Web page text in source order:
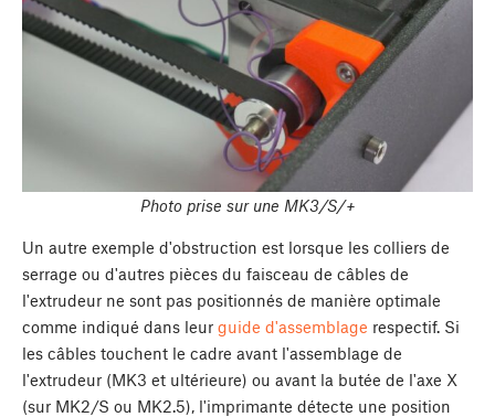
Photo prise sur une MK3/S/+
Un autre exemple d'obstruction est lorsque les colliers de
serrage ou d'autres pièces du faisceau de câbles de
l'extrudeur ne sont pas positionnés de manière optimale
comme indiqué dans leur guide d'assemblage respectif. Si
les câbles touchent le cadre avant l'assemblage de
l'extrudeur (MK3 et ultérieure) ou avant la butée de l'axe X
(sur MK2/S ou MK2.5), l'imprimante détecte une position